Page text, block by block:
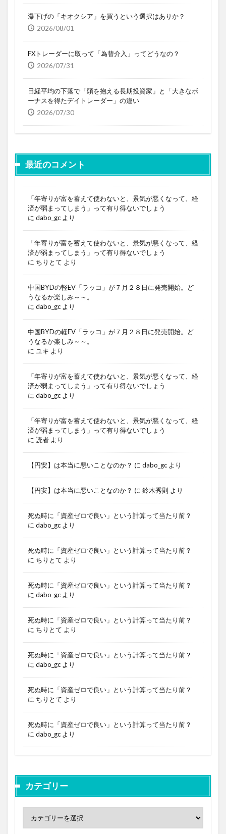
瀑下げの「キオクシア」を買うという選択はありか？
2026/08/01
FXトレーダーに取って「為替介入」ってどうなの？
2026/07/31
日経平均の下落で「頭を抱える長期投資家」と「大きなボ
ーナスを得たデイトレーダー」の違い
2026/07/30
最近のコメント
「年寄りが富を蓄えて使わないと、景気が悪くなって、経
済が弱まってしまう」って有り得ないでしょう
に dabo_gc より
「年寄りが富を蓄えて使わないと、景気が悪くなって、経
済が弱まってしまう」って有り得ないでしょう
に ちりとて より
中国BYDの軽EV「ラッコ」が７月２８日に発売開始。ど
うなるか楽しみ～～。
に dabo_gc より
中国BYDの軽EV「ラッコ」が７月２８日に発売開始。ど
うなるか楽しみ～～。
に ユキ より
「年寄りが富を蓄えて使わないと、景気が悪くなって、経
済が弱まってしまう」って有り得ないでしょう
に dabo_gc より
「年寄りが富を蓄えて使わないと、景気が悪くなって、経
済が弱まってしまう」って有り得ないでしょう
に 読者 より
【円安】は本当に悪いことなのか？ に dabo_gc より
【円安】は本当に悪いことなのか？ に 鈴木秀則 より
死ぬ時に「資産ゼロで良い」という計算って当たり前？
に dabo_gc より
死ぬ時に「資産ゼロで良い」という計算って当たり前？
に ちりとて より
死ぬ時に「資産ゼロで良い」という計算って当たり前？
に dabo_gc より
死ぬ時に「資産ゼロで良い」という計算って当たり前？
に ちりとて より
死ぬ時に「資産ゼロで良い」という計算って当たり前？
に dabo_gc より
死ぬ時に「資産ゼロで良い」という計算って当たり前？
に ちりとて より
死ぬ時に「資産ゼロで良い」という計算って当たり前？
に dabo_gc より
カテゴリー